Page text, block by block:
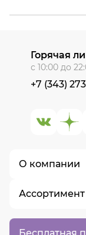
Бесплатная
О компании
О нас
Контакты
Ассортимент
Горячая
с 10:00 до
+7 (343)